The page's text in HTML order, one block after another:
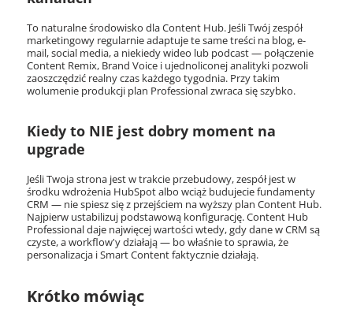
To naturalne środowisko dla Content Hub. Jeśli Twój zespół
marketingowy regularnie adaptuje te same treści na blog, e-
mail, social media, a niekiedy wideo lub podcast — połączenie
Content Remix, Brand Voice i ujednoliconej analityki pozwoli
zaoszczędzić realny czas każdego tygodnia. Przy takim
wolumenie produkcji plan Professional zwraca się szybko.
Kiedy to NIE jest dobry moment na
upgrade
Jeśli Twoja strona jest w trakcie przebudowy, zespół jest w
środku wdrożenia HubSpot albo wciąż budujecie fundamenty
CRM — nie spiesz się z przejściem na wyższy plan Content Hub.
Najpierw ustabilizuj podstawową konfigurację. Content Hub
Professional daje najwięcej wartości wtedy, gdy dane w CRM są
czyste, a workflow'y działają — bo właśnie to sprawia, że
personalizacja i Smart Content faktycznie działają.
Krótko mówiąc